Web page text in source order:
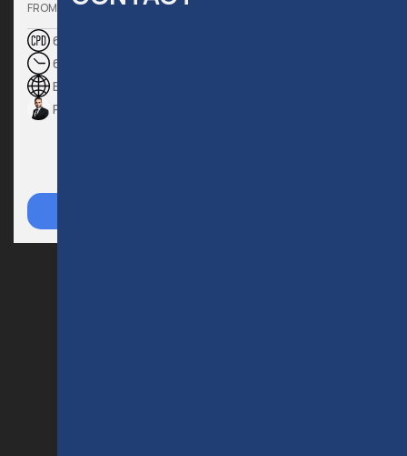
FROM 120
6 VERIFIED CPD POINTS
6
ΕΛΛΗΝΙΚΆ
PRODROMOS EPIFANIOU